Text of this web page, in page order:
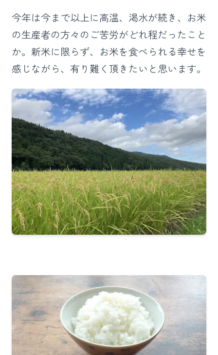
今年は今まで以上に高温、渇水が続き、お米
の生産者の方々のご苦労がどれ程だったこと
か。新米に限らず、お米を食べられる幸せを
感じながら、有り難く頂きたいと思います。